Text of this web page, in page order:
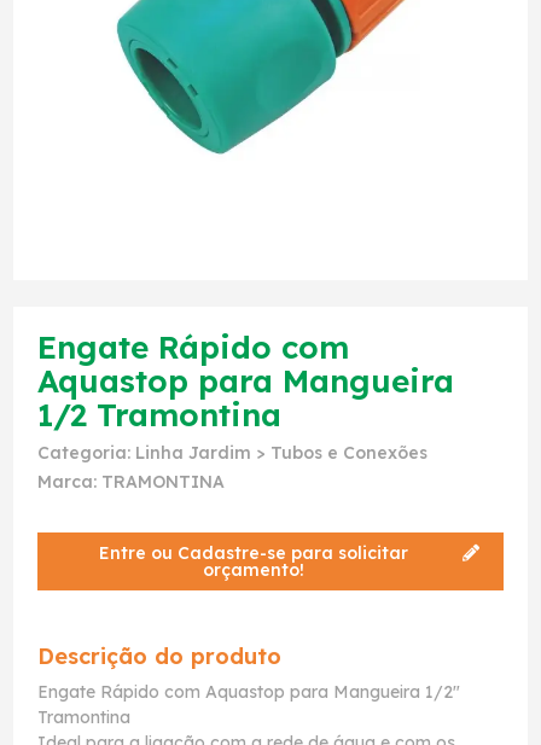
Engate Rápido com
Aquastop para Mangueira
1/2 Tramontina
Categoria: Linha Jardim > Tubos e Conexões
Marca: TRAMONTINA
Entre ou Cadastre-se para solicitar
orçamento!
Descrição do produto
Engate Rápido com Aquastop para Mangueira 1/2"
Tramontina